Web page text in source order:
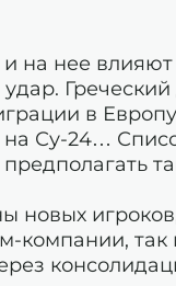
на нее
в
Су-24…
новых
компании, так